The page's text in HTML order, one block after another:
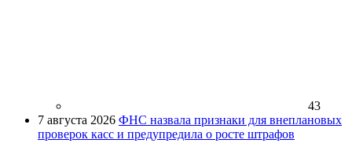
43
7 августа 2026 ФНС назвала признаки для внеплановых
проверок касс и предупредила о росте штрафов